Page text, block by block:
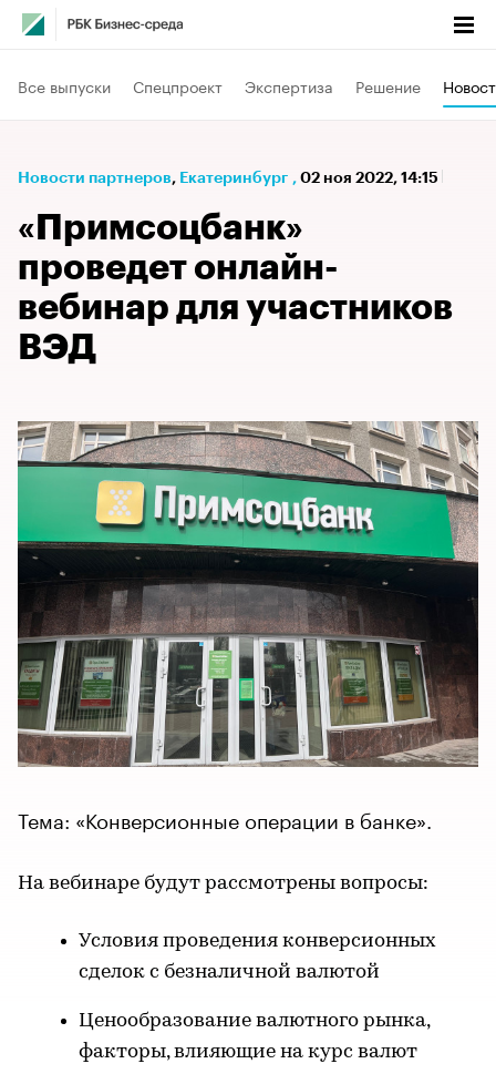
Все выпуски Спецпроект Экспертиза Решение
Новости партнеров⁠, Екатеринбург , 02 ноя 2022, 14:15
«Примсоцбанк»
проведет онлайн-
вебинар для участников
ВЭД
Тема: «Конверсионные операции в банке».
На вебинаре будут рассмотрены вопросы:
Условия проведения конверсионных
сделок с безналичной валютой
Ценообразование валютного рынка,
факторы, влияющие на курс валют